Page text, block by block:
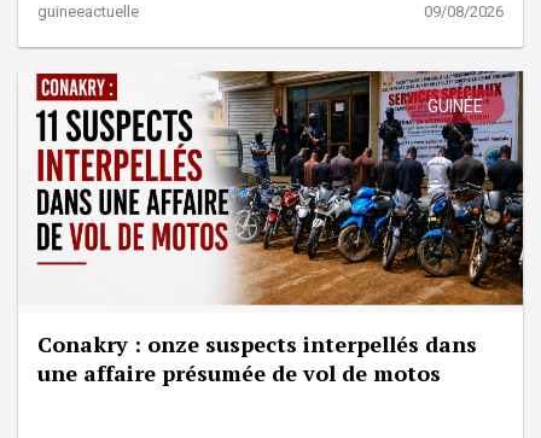
guineeactuelle 09/08/2026
GUINÉE
Conakry : onze suspects interpellés dans
une affaire présumée de vol de motos